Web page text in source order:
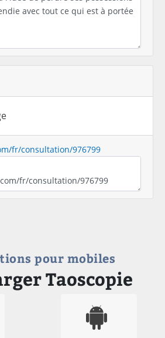
fr/consultation/976799
pour mobiles
Taoscopie